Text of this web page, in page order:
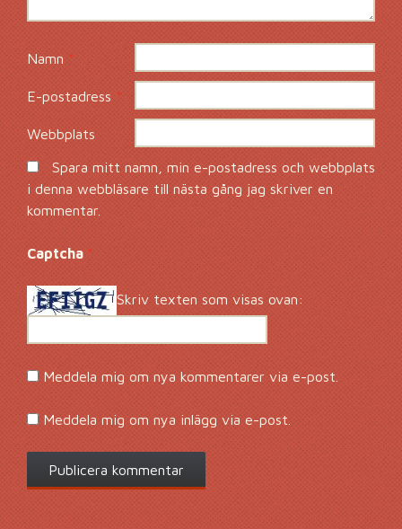
Namn*
E-postadress*
Webbplats
Spara mitt namn, min e-postadress och webbplats
i denna webbläsare till nästa gång jag skriver en
kommentar.
Captcha *
Skriv texten som visas ovan:
Meddela mig om nya kommentarer via e-post.
Meddela mig om nya inlägg via e-post.